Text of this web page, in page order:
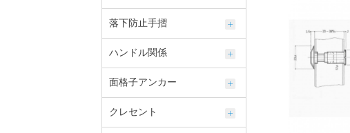
落下防止手摺
ハンドル関係
面格子アンカー
クレセント